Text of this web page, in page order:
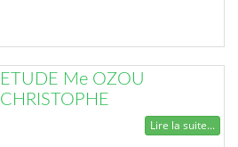
ETUDE Me OZOU
CHRISTOPHE
Lire la suite...